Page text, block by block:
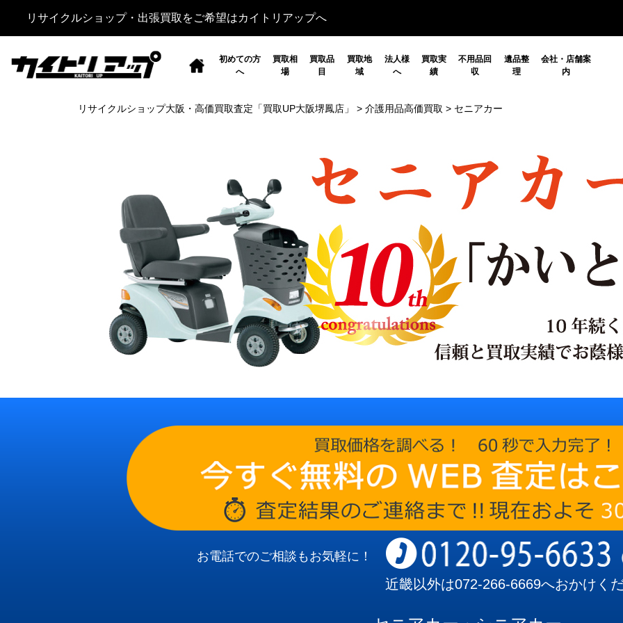
リサイクルショップ・出張買取をご希望はカイトリアップへ
初めての方
へ
買取相
場
買取品
目
買取地
域
法人様
へ
買取実
績
不用品回
収
遺品整
理
会社・店舗案
内
リサイクルショップ大阪・高価買取査定「買取UP大阪堺鳳店」 > 介護用品高価買取 > セニアカー
お電話でのご相談もお気軽に！
近畿以外は072-266-6669へおかけく